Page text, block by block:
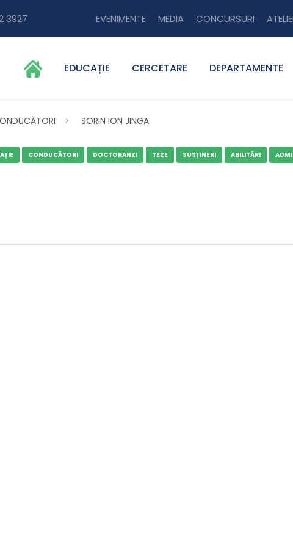
EVENIMENTE MEDIA CONCURSURI
3927
EDUCAȚIE CERCETARE DEPARTAMENTE
> SORIN ION JINGA
CONDUCĂTORI DOCTORANZI TEZE SUSȚINERI ABILITĂRI